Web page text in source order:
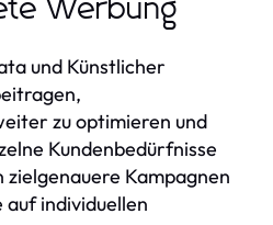
Werbung
und Künstlicher
zu optimieren und
Kundenbedürfnisse
zielgenauere Kampagnen
individuellen